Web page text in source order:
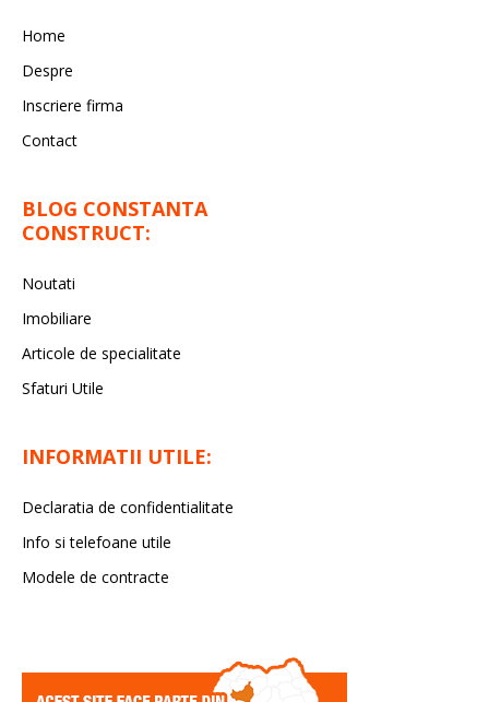
Home
Despre
Inscriere firma
Contact
BLOG CONSTANTA
CONSTRUCT:
Noutati
Imobiliare
Articole de specialitate
Sfaturi Utile
INFORMATII UTILE:
Declaratia de confidentialitate
Info si telefoane utile
Modele de contracte